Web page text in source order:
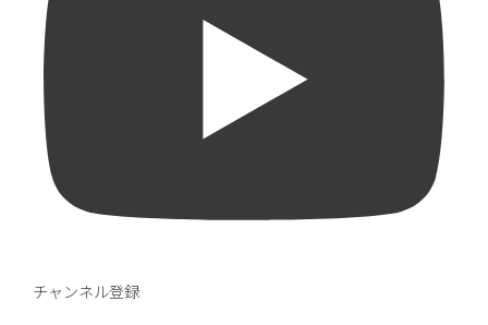
チャンネル登録